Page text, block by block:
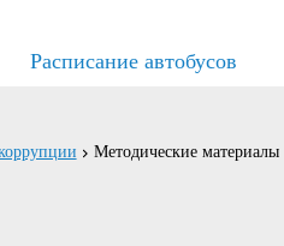
Расписание автобусов
Методические материалы